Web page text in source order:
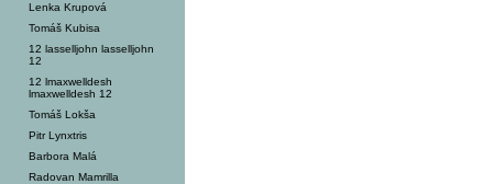
Lenka Krupová
Tomáš Kubisa
12 lasselljohn lasselljohn
12
12 lmaxwelldesh
lmaxwelldesh 12
Tomáš Lokša
Pitr Lynxtris
Barbora Malá
Radovan Mamrilla